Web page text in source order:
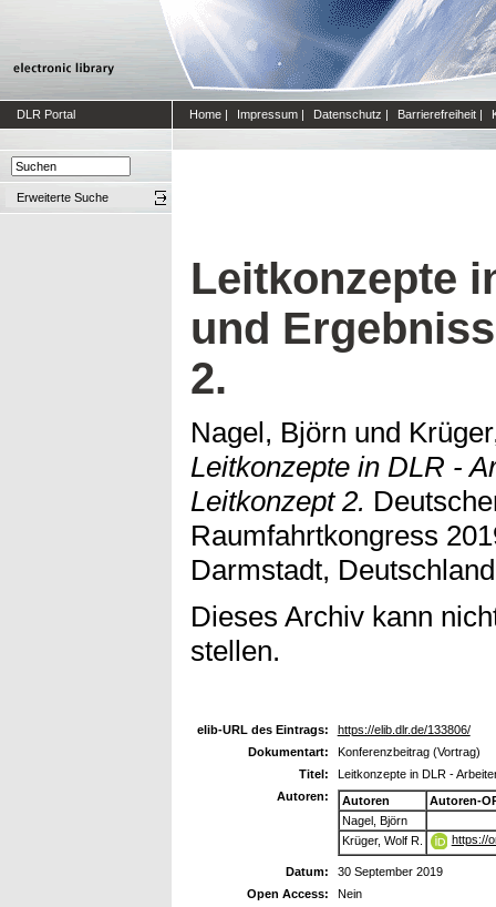
DLR Portal Home | Impressum | Datenschutz | Barrierefreiheit |
Erweiterte Suche
Leitkonzepte
und
2.
Nagel, Björn und
Leitkonzepte in DLR -
Leitkonzept 2.
Raumfahrtkongress
Darmstadt,
Dieses Archiv kann
stellen.
elib-URL des Eintrags:
https://elib.dlr.de/133806/
Dokumentart:
Konferenzbeitrag (Vortrag)
Titel:
Leitkonzepte in DLR -
Autoren:
Autoren
Autoren-
Nagel, Björn
Krüger, Wolf R.
https://
Datum:
30 September 2019
Open Access:
Nein